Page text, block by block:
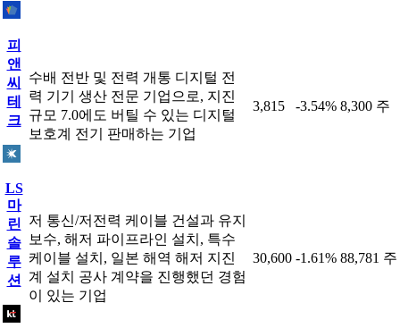
피
앤
씨
테
크
수배 전반 및 전력 개통 디지털 전
력 기기 생산 전문 기업으로, 지진
규모 7.0에도 버틸 수 있는 디지털
보호계 전기 판매하는 기업
3,815 -3.54% 8,300 주
LS
마
린
솔
루
션
저 통신/저전력 케이블 건설과 유지
보수, 해저 파이프라인 설치, 특수
케이블 설치, 일본 해역 해저 지진
계 설치 공사 계약을 진행했던 경험
이 있는 기업
30,600 -1.61% 88,781 주